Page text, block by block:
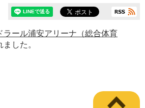
ラール浦安アリーナ（総合体育
した。